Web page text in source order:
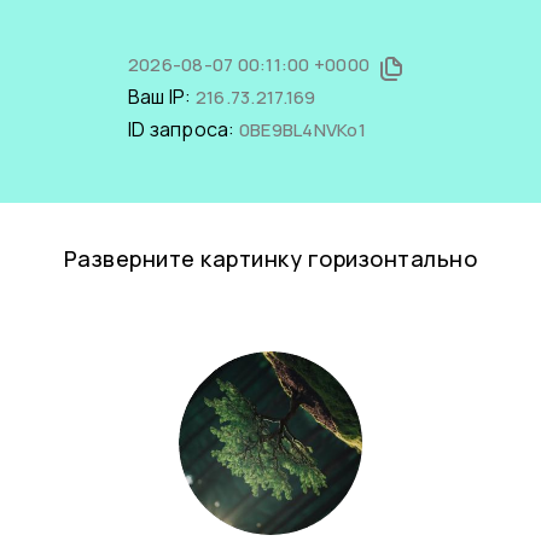
2026-08-07 00:11:00 +0000
Ваш IP: 216.73.217.169
ID запроса: 0BE9BL4NVKo1
Разверните картинку горизонтально